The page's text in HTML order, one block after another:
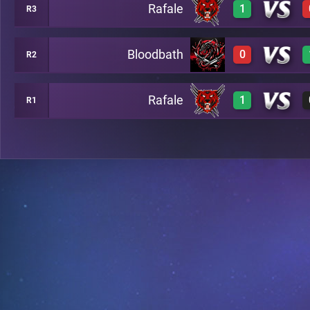
3 A8
R3 Rafale 1
3 A7
R2 Bloodbath 0
0 A13
R1 Rafale 1